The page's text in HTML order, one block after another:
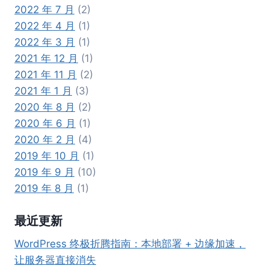
2022 年 7 月 (2)
2022 年 4 月 (1)
2022 年 3 月 (1)
2021 年 12 月 (1)
2021 年 11 月 (2)
2021 年 1 月 (3)
2020 年 8 月 (2)
2020 年 6 月 (1)
2020 年 2 月 (4)
2019 年 10 月 (1)
2019 年 9 月 (10)
2019 年 8 月 (1)
最近更新
WordPress 终极折腾指南：本地部署 + 边缘加速，
让服务器直接消失